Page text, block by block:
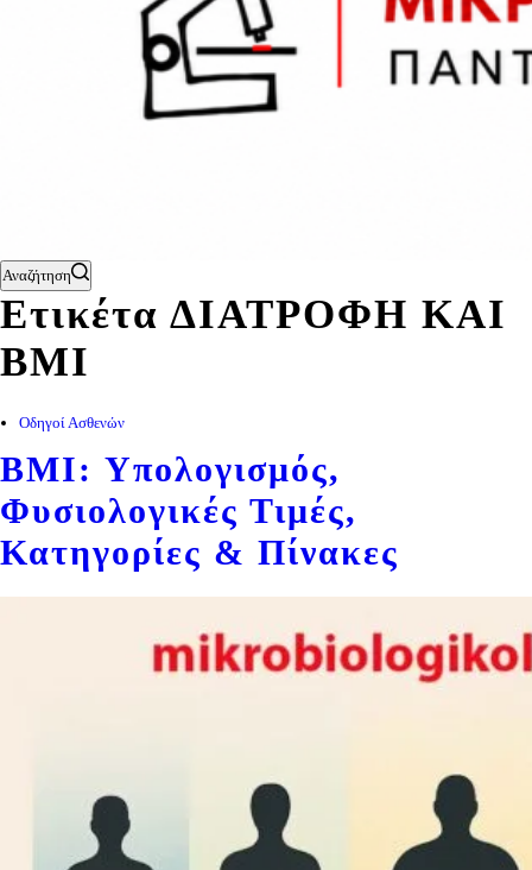
Αναζήτηση
Ετικέτα ΔΙΑΤΡΟΦΗ ΚΑΙ
BMI
Οδηγοί Ασθενών
BMI: Υπολογισμός,
Φυσιολογικές Τιμές,
Κατηγορίες & Πίνακες